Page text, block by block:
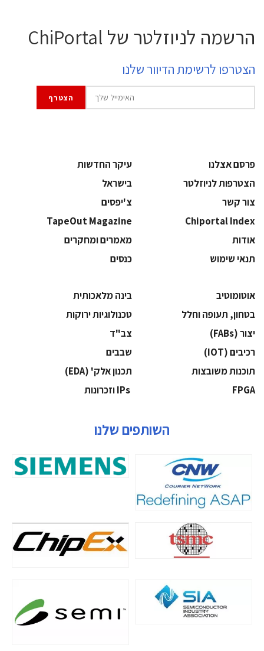
הרשמה לניוזלטר של ChiPortal
הצטרפו לרשימת הדיוור שלנו
פרסם אצלנו
עיקר החדשות
הצטרפות לניוזלטר
בישראל
צור קשר
צ'יפסים
Chiportal Index
TapeOut Magazine
אודות
מאמרים ומחקרים
תנאי שימוש
כנסים
אוטומוטיב
בינה מלאכותית
בטחון, תעופה וחלל
‫טכנולוגיות ירוקות‬
‫יצור (‪(FABs‬‬
‫צב"ד‬
‫רכיבים‬ (IOT)
‫שבבים‬
‫תוכנות משובצות‬
‫תכנון אלק' (‪(EDA‬‬
‫‪FPGA‬‬
השותפים שלנו